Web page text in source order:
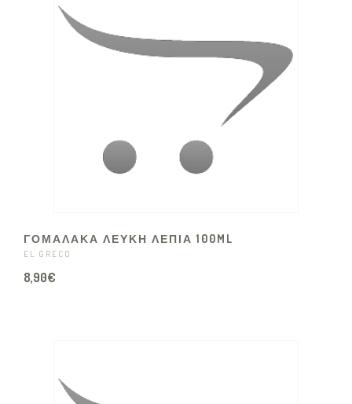
ΓΟΜΑΛΑΚΑ ΛΕΥΚΗ ΛΕΠΙΑ 100ML
EL GRECO
8,90€